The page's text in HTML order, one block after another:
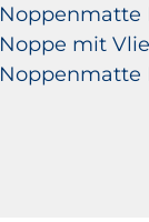
Noppenmatte
Noppe mit
Noppenmatte